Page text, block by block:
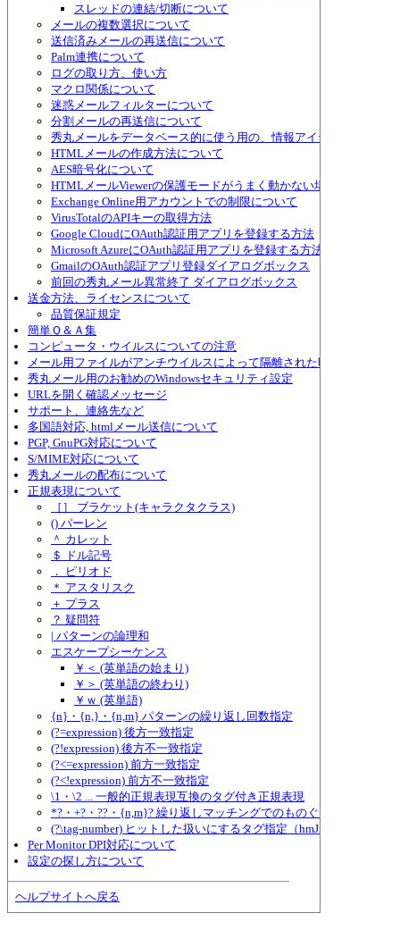
スレッドの連結/切断について
メールの複数選択について
送信済みメールの再送信について
Palm連携について
ログの取り方、使い方
マクロ関係について
迷惑メールフィルターについて
分割メールの再送信について
秀丸メールをデータベース的に使う用の、情報アイテムについて
HTMLメールの作成方法について
AES暗号化について
HTMLメールViewerの保護モードがうまく動かない場合
Exchange Online用アカウントでの制限について
VirusTotalのAPIキーの取得方法
Google CloudにOAuth認証用アプリを登録する方法
Microsoft AzureにOAuth認証用アプリを登録する方法
GmailのOAuth認証アプリ登録ダイアログボックス
前回の秀丸メール異常終了 ダイアログボックス
送金方法、ライセンスについて
品質保証規定
簡単Ｑ＆Ａ集
コンピュータ・ウイルスについての注意
メール用ファイルがアンチウイルスによって隔離された時の対策
秀丸メール用のお勧めのWindowsセキュリティ設定
URLを開く確認メッセージ
サポート、連絡先など
多国語対応, htmlメール送信について
PGP, GnuPG対応について
S/MIME対応について
秀丸メールの配布について
正規表現について
［］ ブラケット(キャラクタクラス)
() パーレン
＾ カレット
＄ ドル記号
． ピリオド
＊ アスタリスク
＋ プラス
？ 疑問符
| パターンの論理和
エスケープシーケンス
￥＜ (英単語の始まり)
￥＞ (英単語の終わり)
￥ｗ (英単語)
{n}・{n,}・{n,m} パターンの繰り返し回数指定
(?=expression) 後方一致指定
(?!expression) 後方不一致指定
(?<=expression) 前方一致指定
(?<!expression) 前方不一致指定
\1・\2 ... 一般的正規表現互換のタグ付き正規表現
*?・+?・??・{n,m}? 繰り返しマッチングでのものぐさ指定
(?\tag-number) ヒットした扱いにするタグ指定（hmJre.dll独自形式
Per Monitor DPI対応について
設定の探し方について
ヘルプサイトへ戻る